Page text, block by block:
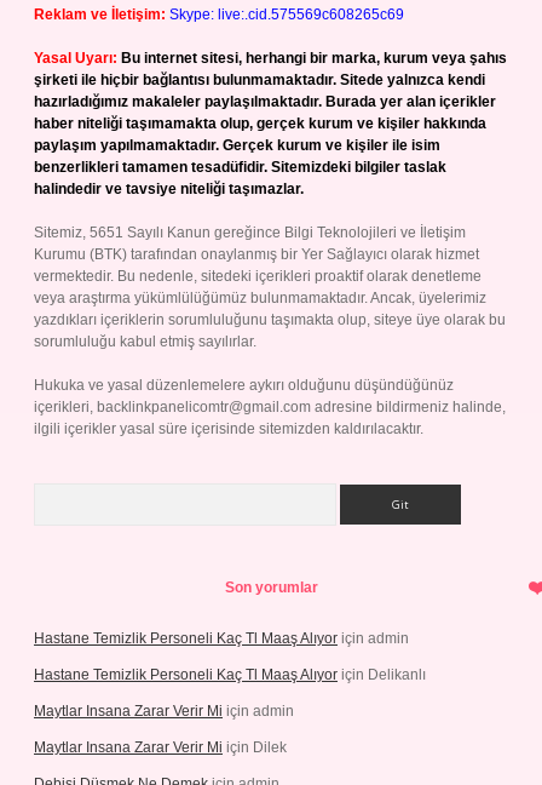
Reklam ve İletişim: Skype: live:.cid.575569c608265c69
Yasal Uyarı: Bu internet sitesi, herhangi bir marka, kurum veya şahıs
şirketi ile hiçbir bağlantısı bulunmamaktadır. Sitede yalnızca kendi
hazırladığımız makaleler paylaşılmaktadır. Burada yer alan içerikler
haber niteliği taşımamakta olup, gerçek kurum ve kişiler hakkında
paylaşım yapılmamaktadır. Gerçek kurum ve kişiler ile isim
benzerlikleri tamamen tesadüfidir. Sitemizdeki bilgiler taslak
halindedir ve tavsiye niteliği taşımazlar.
Sitemiz, 5651 Sayılı Kanun gereğince Bilgi Teknolojileri ve İletişim
Kurumu (BTK) tarafından onaylanmış bir Yer Sağlayıcı olarak hizmet
vermektedir. Bu nedenle, sitedeki içerikleri proaktif olarak denetleme
veya araştırma yükümlülüğümüz bulunmamaktadır. Ancak, üyelerimiz
yazdıkları içeriklerin sorumluluğunu taşımakta olup, siteye üye olarak bu
sorumluluğu kabul etmiş sayılırlar.
Hukuka ve yasal düzenlemelere aykırı olduğunu düşündüğünüz
içerikleri, backlinkpanelicomtr@gmail.com adresine bildirmeniz halinde,
ilgili içerikler yasal süre içerisinde sitemizden kaldırılacaktır.
Son yorumlar
Hastane Temizlik Personeli Kaç Tl Maaş Alıyor için admin
Hastane Temizlik Personeli Kaç Tl Maaş Alıyor için Delikanlı
Maytlar Insana Zarar Verir Mi için admin
Maytlar Insana Zarar Verir Mi için Dilek